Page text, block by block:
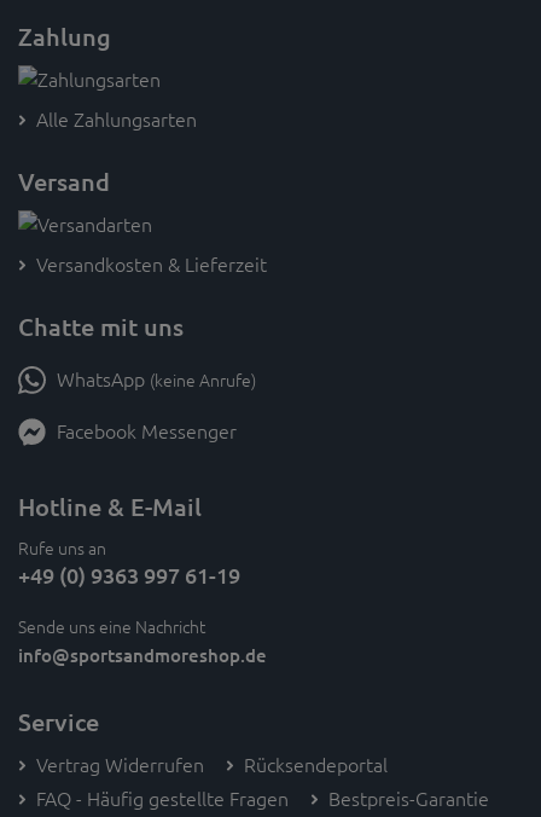
Zahlung
Alle Zahlungsarten
Versand
Versandkosten & Lieferzeit
Chatte mit uns
WhatsApp (keine Anrufe)
Facebook Messenger
Hotline & E-Mail
Rufe uns an
+49 (0) 9363 997 61-19
Sende uns eine Nachricht
info@sportsandmoreshop.de
Service
Vertrag Widerrufen
Rücksendeportal
FAQ - Häufig gestellte Fragen
Bestpreis-Garantie